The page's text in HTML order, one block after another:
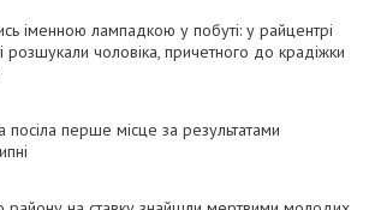
іменною лампадкою у побуті: у райцентрі
розшукали чоловіка, причетного до крадіжки
перше місце за результатами